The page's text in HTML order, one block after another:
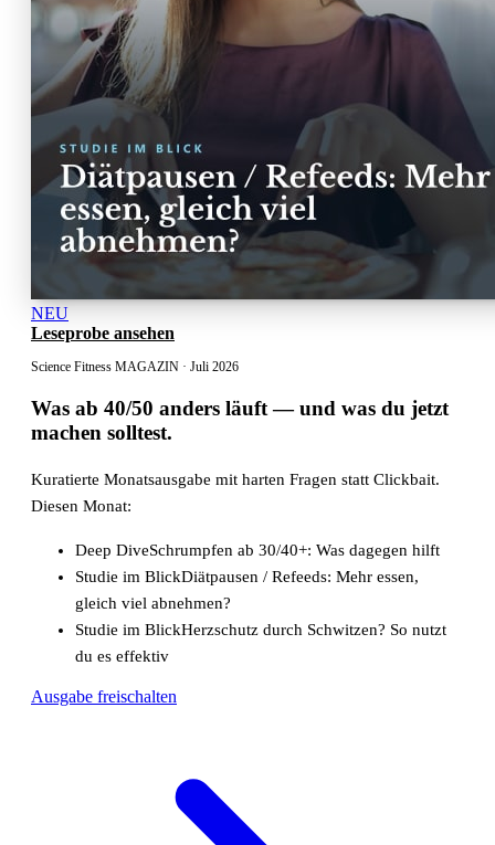
NEU
Leseprobe ansehen
Science Fitness MAGAZIN · Juli 2026
Was ab 40/50 anders läuft— und was du jetzt
machen solltest.
Kuratierte Monatsausgabe mit harten Fragen statt Clickbait.
Diesen Monat:
Deep DiveSchrumpfen ab 30/40+: Was dagegen hilft
Studie im BlickDiätpausen / Refeeds: Mehr essen,
gleich viel abnehmen?
Studie im BlickHerzschutz durch Schwitzen? So nutzt
du es effektiv
Ausgabe freischalten